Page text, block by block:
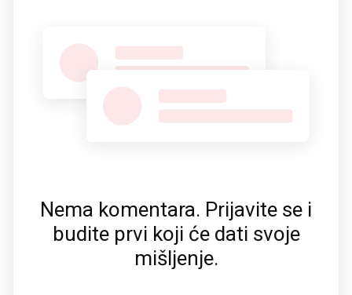
Nema komentara. Prijavite se i
budite prvi koji će dati svoje
mišljenje.